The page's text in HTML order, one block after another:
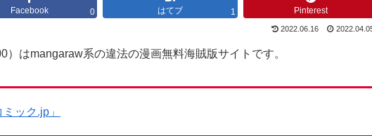
Facebook 0 はてブ 1 Pinterest
2022.06.16
はmangaraw系の違法の漫画無料海賊版サイトです。
ック.jp」